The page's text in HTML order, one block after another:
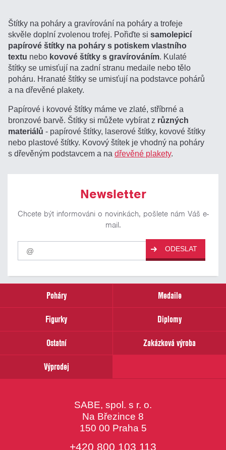
Štítky na poháry a gravírování na poháry a trofeje
skvěle doplní zvolenou trofej. Pořiďte sisamolepicí
papírové štítky na poháry s potiskem vlastního
textu nebo kovové štítky s gravírováním. Kulaté
štítky se umisťují na zadní stranu medaile nebo tělo
poháru. Hranaté štítky se umisťují na podstavce pohárů
a na dřevěné plakety.
Papírové i kovové štítky máme ve zlaté, stříbrné a
bronzové barvě. Štítky si můžete vybírat z různých
materiálů - papírové štítky, laserové štítky, kovové štítky
nebo plastové štítky. Kovový štítek je vhodný na poháry
s dřevěným podstavcem a nadřevěné plakety.
Newsletter
Chcete být informováni o novinkách, pošlete nám Váš e-
mail.
Pro
odběr
našich
email
ODESLAT
Poháry
Medaile
Figurky
Diplomy
Ostatní
Zakázková výroba
Výprodej
SABE, spol. s r. o.
Na Březince 8
150 00 Praha 5
+420 800 103 113